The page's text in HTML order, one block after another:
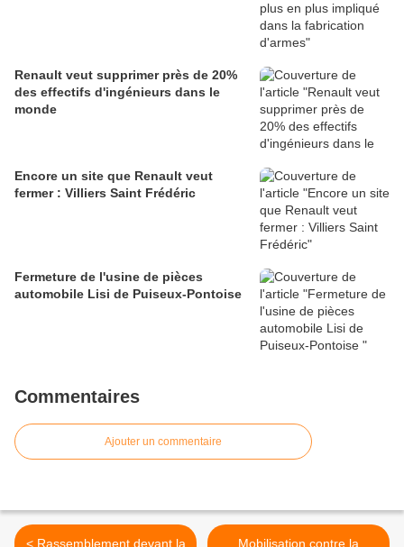
Renault veut supprimer près de 20%
des effectifs d'ingénieurs dans le
monde
Encore un site que Renault veut
fermer : Villiers Saint Frédéric
Fermeture de l'usine de pièces
automobile Lisi de Puiseux-Pontoise
Commentaires
Ajouter un commentaire
< Rassemblement devant la
Mobilisation contre la